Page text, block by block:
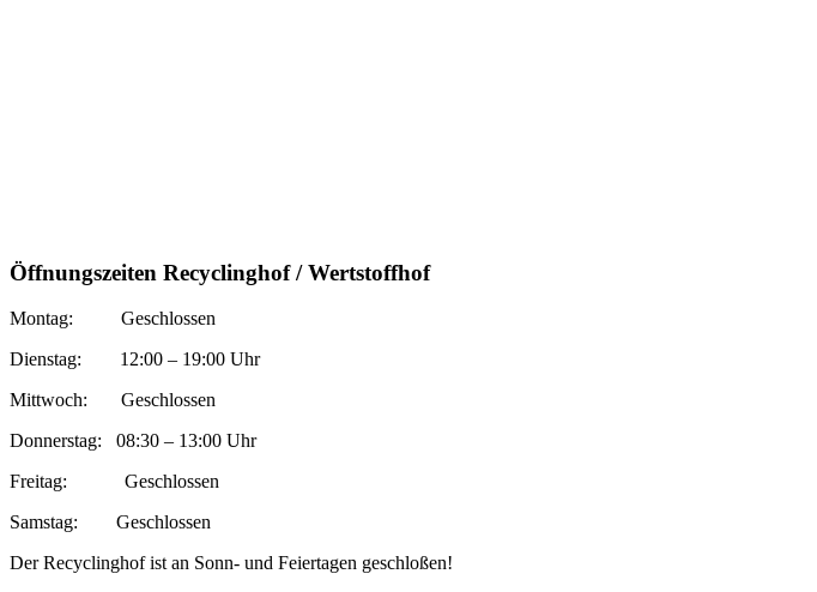
Öffnungszeiten Recyclinghof / Wertstoffhof
Montag: Geschlossen
Dienstag: 12:00 – 19:00 Uhr
Mittwoch: Geschlossen
Donnerstag: 08:30 – 13:00 Uhr
Freitag: Geschlossen
Samstag: Geschlossen
Der Recyclinghof ist an Sonn- und Feiertagen geschloßen!